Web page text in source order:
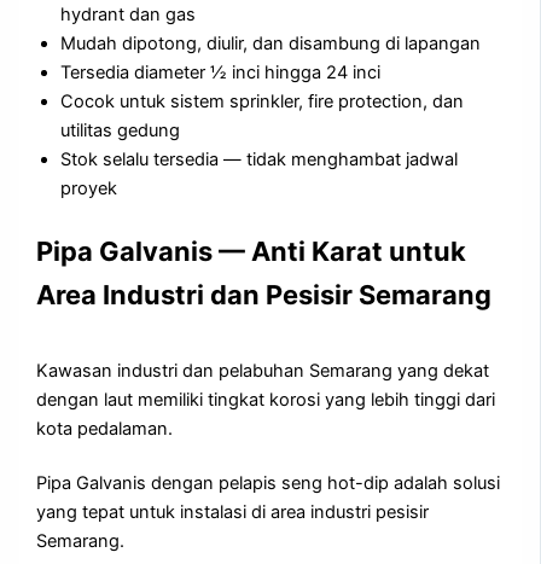
hydrant dan gas
Mudah dipotong, diulir, dan disambung di lapangan
Tersedia diameter ½ inci hingga 24 inci
Cocok untuk sistem sprinkler, fire protection, dan
utilitas gedung
Stok selalu tersedia — tidak menghambat jadwal
proyek
Pipa Galvanis — Anti Karat untuk
Area Industri dan Pesisir Semarang
Kawasan industri dan pelabuhan Semarang yang dekat
dengan laut memiliki tingkat korosi yang lebih tinggi dari
kota pedalaman.
Pipa Galvanis dengan pelapis seng hot-dip adalah solusi
yang tepat untuk instalasi di area industri pesisir
Semarang.